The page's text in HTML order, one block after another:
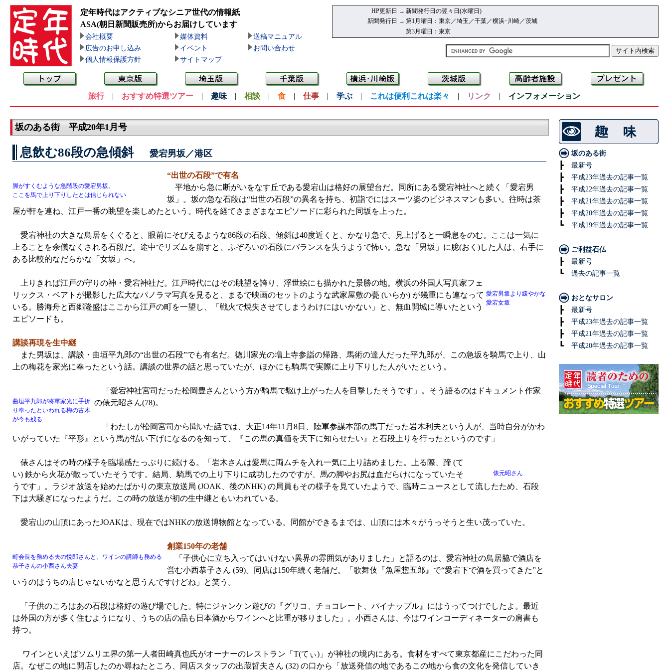
定年時代はアクティブなシニア世代の情報紙
ASA(朝日新聞販売所)からお届けしています
会社概要 媒体資料
送稿マニュアル
広告のお申し込み
イベント
お問い合わせ
個人情報保護方針
サイトマップ
HP更新日 → 新聞発行日の翌々日(水曜日)
新聞発行日 → 第1月曜日：東京／埼玉／千葉／横浜･川崎／茨城
第3月曜日：東京
旅行| おすすめ特選ツアー | 趣味 | 相談 | 食 | 仕事 | 学ぶ | これは便利これは楽々 | リンク | インフォメーション
坂のある街 平成20年1月号
息飲む86段の急傾斜 愛宕男坂／港区
脚がすくむような急階段の愛宕男坂。
ここを馬で上り下りしたとは信じられない
“出世の石段”で有名
平地から急に断がいをなす丘である愛宕山は格好の展望台だ。同所にある愛宕神社へと続く「愛宕男
坂」。坂の急な石段は“出世の石段”の異名を持ち、初詣でにはスーツ姿のビジネスマンも多い。往時は茶
屋が軒を連ね、江戸一番の眺望を楽しめたという。時代を経てさまざまなエピソードに彩られた同坂を上った。
愛宕神社の大きな鳥居をくぐると、眼前にそびえるような86段の石段。傾斜は40度近くと、かなり急で、見上げると一瞬息をのむ。ここは一気に
上ることを余儀なくされる石段だ。途中でリズムを崩すと、ふぞろいの石段にバランスを失うようで怖い。急な「男坂」に臆(おく)した人は、右手に
ある比較的なだらかな「女坂」へ。
愛宕男坂より緩やかな
愛宕女坂
上りきれば江戸の守りの神・愛宕神社だ。江戸時代にはその眺望を誇り、浮世絵にも描かれた景勝の地。横浜の外国人写真家フェ
リックス・ベアトが撮影した広大なパノラマ写真を見ると、まるで映画のセットのような武家屋敷の甍 (いらか) が幾重にも連なって
いる。勝海舟と西郷隆盛はここから江戸の町を一望し、「戦火で焼失させてしまうわけにはいかない」と、無血開城に導いたという
エピソードも。
講談再現を生中継
また男坂は、講談・曲垣平九郎の“出世の石段”でも有名だ。徳川家光の増上寺参詣の帰路、馬術の達人だった平九郎が、この急坂を騎馬で上り、山
上の梅花を家光に奉ったという話。講談の世界の話と思っていたが、ほかにも騎馬で実際に上り下りした人がいたという。
曲垣平九郎が将軍家光に手折
り奉ったといわれる梅の古木
が今も残る
「愛宕神社宮司だった松岡豊さんという方が騎馬で駆け上がった人を目撃したそうです」。そう語るのはドキュメント作家
の俵元昭さん(78)。
「わたしが松岡宮司から聞いた話では、大正14年11月8日、陸軍参謀本部の馬丁だった岩木利夫という人が、当時自分がかわ
いがっていた『平形』という馬が払い下げになるのを知って、『この馬の真価を天下に知らせたい』と石段上りを行ったというのです」
俵元昭さん
俵さんはその時の様子を臨場感たっぷりに続ける。「岩木さんは愛馬に両ムチを入れ一気に上り詰めました。上る際、蹄 (て
い) 鉄から火花が散っていたそうです。結局、騎馬での上り下りに成功したのですが、馬の脚やお尻は血だらけになっていたそ
うです」。ラジオ放送を始めたばかりの東京放送局 (JOAK、後のNHK) の局員もその様子を見ていたようで、臨時ニュースとして流したため、石段
下は大騒ぎになったようだ。この時の放送が初の生中継ともいわれている。
愛宕山の山頂にあったJOAKは、現在ではNHKの放送博物館となっている。同館ができるまでは、山頂には木々がうっそうと生い茂っていた。
町会長を務める夫の悦郎さんと、ワインの講師も務める
恭子さんの小西さん夫妻
創業150年の老舗
「子供心に立ち入ってはいけない異界の雰囲気がありました」と語るのは、愛宕神社の鳥居脇で酒店を
営む小西恭子さん (59)。同店は150年続く老舗だ。「歌舞伎『魚屋惣五郎』で“愛宕下で酒を買ってきた”と
いうのはうちの店じゃないかなと思うんですけどね」と笑う。
「子供のころはあの石段は格好の遊び場でした。特にジャンケン遊びの『グリコ、チョコレート、パイナップル』にはうってつけでしたよ。最近
は外国の方が多く住むようになり、うちの店の品も日本酒からワインへと比重が移りました」。小西さんは、今はワインコーディネーターの肩書も
持つ。
ワインといえばソムリエ界の第一人者田崎真也氏がオーナーのレストラン「T(てぃ)」が神社の境内にある。食材をすべて東京都産にこだわった同
店。なぜこの地に開店したのか尋ねたところ、同店スタッフの出蔵哲夫さん (32) の口から「放送発信の地であるこの地から食の文化を発信していき
坂のある街
┣ 最新号
┣ 平成23年過去の記事一覧
┣ 平成22年過去の記事一覧
┣ 平成21年過去の記事一覧
┣ 平成20年過去の記事一覧
┗ 平成19年過去の記事一覧
ご利益石仏
┣ 最新号
┗ 過去の記事一覧
おとなサロン
┣ 最新号
┣ 平成23年過去の記事一覧
┣ 平成21年過去の記事一覧
┗ 平成20年過去の記事一覧